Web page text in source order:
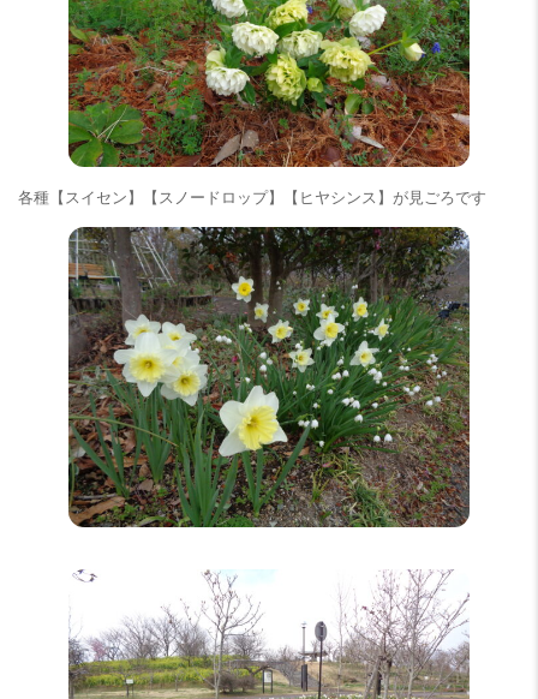
各種【スイセン】【スノードロップ】【ヒヤシンス】が見ごろです